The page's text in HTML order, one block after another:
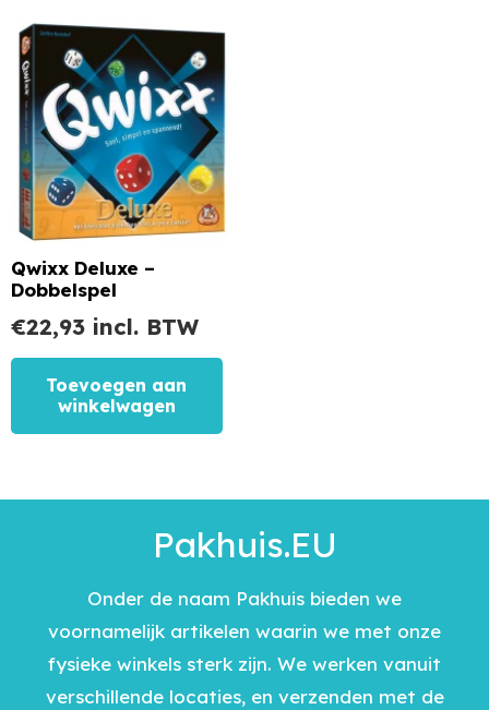
Qwixx Deluxe –
Dobbelspel
€22,93 incl. BTW
Toevoegen aan
winkelwagen
Pakhuis.EU
Onder de naam Pakhuis bieden we
voornamelijk artikelen waarin we met onze
fysieke winkels sterk zijn. We werken vanuit
verschillende locaties, en verzenden met de